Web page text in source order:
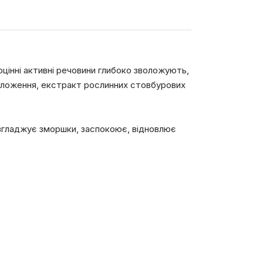
активні речовини глибоко зволожують,
екстракт рослинних стовбурових
зморшки, заспокоює, відновлює